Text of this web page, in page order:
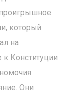
который
на
Конституции
Они